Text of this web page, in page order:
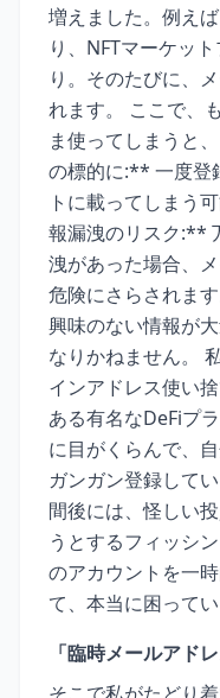
増えました。例え
り、NFTマーケッ
り。そのたびに、
れます。 ここで、
ま使ってしまうと
の標的に:** 一度登
トに載ってしまう
報漏洩のリスク:**
洩があった場合、
危険にさらされま
興味のない情報が
なりかねません。
インアドレス使い
ある有名なDeFiプ
に目がくらんで、
ガンガン登録して
間後には、怪しい
うとするフィッシ
のアカウントを一
て、本当に困ってい
「臨時メールアド
そこで私がたどり